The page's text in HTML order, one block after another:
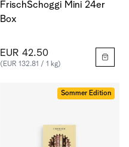
FrischSchoggi Mini 24er
Box
EUR 42.50
(EUR 132.81 / 1 kg)
Sommer Edition